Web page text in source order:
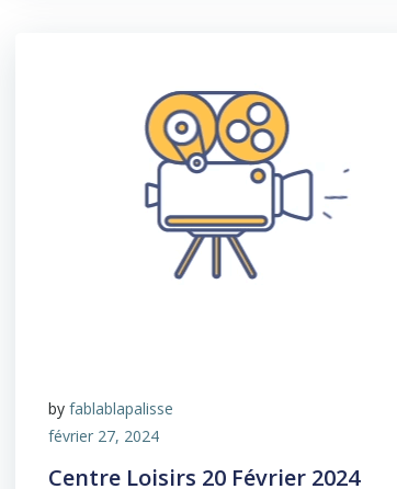
by fablablapalisse
février 27, 2024
Centre Loisirs 20 Février 2024